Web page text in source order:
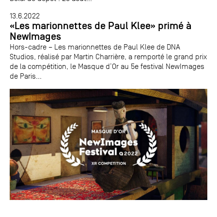
13.6.2022
«Les marionnettes de Paul Klee» primé à
NewImages
Hors-cadre – Les marionnettes de Paul Klee de DNA
Studios, réalisé par Martin Charrière, a remporté le grand prix
de la compétition, le Masque d’Or au 5e festival NewImages
de Paris...